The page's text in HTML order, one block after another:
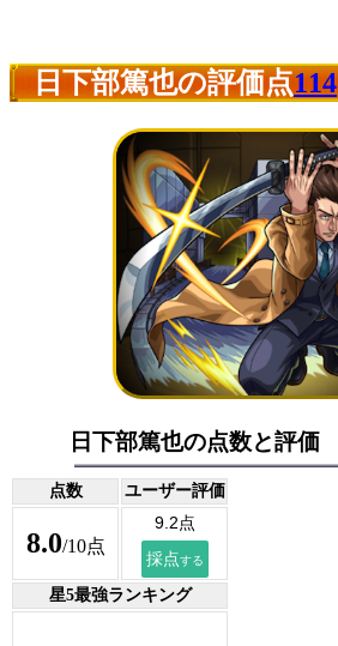
日下部篤也の評価点114
日下部篤也の点数と評価
点数 ユーザー評価
8.0/10点
星5最強ランキング